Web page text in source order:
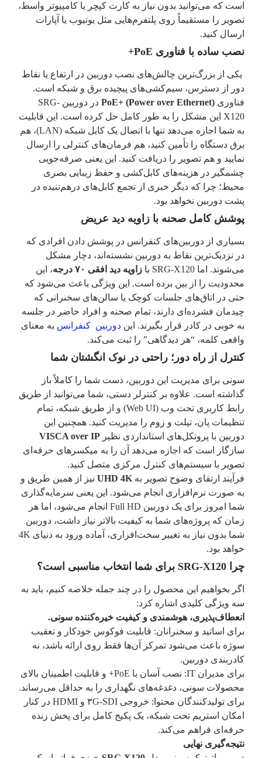
است که می‌توانید بدون نیاز به کارت کپچر یا کامپیوتر واسط،
تصویر را مستقیماً روی پلتفرم‌هایی مثل یوتیوب یا آپارات
ارسال کنید.
نصب ساده با فناوری PoE+
یکی از بزرگ‌ترین چالش‌های نصب دوربین در ارتفاع یا نقاط
دور از دسترس، سیم‌کشی‌های پیچیده برق و شبکه است.
فناوری PoE+ (Power over Ethernet)
در دوربین SRG-
X120 این مشکل را به طور کامل حل کرده است. این قابلیت
به شما اجازه می‌دهد تنها با اتصال یک کابل شبکه (LAN)، هم
برق دستگاه را تأمین کنید، هم فرمان‌های کنترلی را ارسال
نمایید و هم تصویر را دریافت کنید. این یعنی صرفه‌جویی
چشمگیر در هزینه‌های کابل‌کشی و حفظ زیبایی بصری
محیط؛ چرا که دیگر خبری از تجمع کابل‌های درهم‌تنیده در
پشت دوربین نخواهد بود.
پوشش کامل صحنه با زاویه دید عریض
بسیاری از دوربین‌های کنفرانس در پوشش دادن افرادی که
در نزدیک‌ترین نقاط به دوربین نشسته‌اند، دچار مشکل
می‌شوند. اما SRG-X120 با
زاویه دید افقی ۷۰ درجه
، این
محدودیت را از بین برده است. این ویژگی باعث می‌شود که
حتی در اتاق‌های جلسات کوچک یا سالن‌های سخنرانی که
چیدمان فشرده‌ای دارند، تمام صحنه و افراد حاضر در جلسه
به خوبی در کادر قرار بگیرند. این دوربین کنفرانس به معنای
واقعی کلمه، “هر دیدگاهی” را ثبت می‌کند.
کنترل از راه دور؛ راحتی در نوک انگشتان شما
سونی برای مدیریت این دوربین، دست شما را کاملاً باز
گذاشته است. علاوه بر کنترلر دستی، شما می‌توانید از طریق
رابط کاربری تحت وب (Web UI) و از طریق شبکه، تمام
تنظیمات پان، تیلت و زوم را مدیریت کنید. همچنین این
دوربین با پروتکل‌های استانداردی نظیر VISCA over IP
سازگار است که اجازه می‌دهد آن را به میکسرهای حرفه‌ای
تصویر یا سیستم‌های کنترل مرکزی متصل کنید.
فرآیند ارتقای وضوح تصویر به UHD 4K نیز از همین طریق و
به صورت نرم‌افزاری انجام می‌شود. این یعنی سرمایه‌گذاری
شما امروز برای یک دوربین Full HD انجام می‌شود، اما هر
زمان که پروژه‌های شما به کیفیت بالاتر نیاز داشت، دوربین
شما بدون نیاز به تغییر سخت‌افزاری، آماده ورود به دنیای 4K
خواهد بود.
چرا SRG-X120 برای شما انتخاب مناسبی است؟
اگر بخواهیم این محصول را در چند جمله خلاصه کنیم، باید به
سه ویژگی کلیدی اشاره کرد:
انعطاف‌پذیری، هوشمندی و کیفیت خیره‌کننده سونی.
برای اساتید و سخنرانان: قابلیت فوکوس خودکار و تعقیب
سوژه باعث می‌شود تمرکز آن‌ها فقط روی ارائه باشد، نه
کادربندی دوربین.
برای مدیران IT: نصب آسان با PoE+ و قابلیت اطمینان بالای
محصولات سونی، دغدغه‌های نگهداری را به حداقل می‌رساند.
برای تولیدکنندگان محتوا: خروجی ۳G-SDI و HDMI در کنار
امکان استریم تحت شبکه، یک پکیج کامل برای پخش زنده
حرفه‌ای فراهم می‌کند.
نتیجه‌گیری نهایی